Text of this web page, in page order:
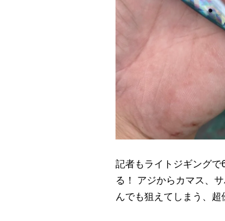
記者もライトジギング
る！ アジからカマス、
んでも狙えてしまう、超